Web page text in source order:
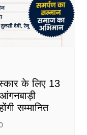
के लिए 13
सम्मानित